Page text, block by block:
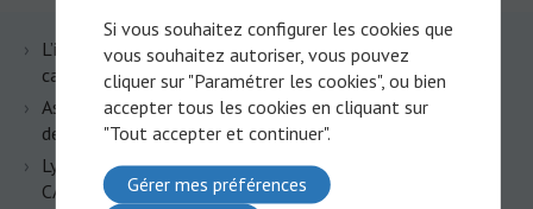
L’immunothérapie s’invite en situation adjuvante dans le
cancer du côlon dMMR : les résultats de l’essai ATOMIC
Associer immunothérapie et TACE dans le cancer du foie :
deux essais, deux leçons opposées
Lymphomes B agressifs : la chronobiologie au service des
CAR-T cells ?
Si vous souhaitez configurer les cookies que
vous souhaitez autoriser, vous pouvez
cliquer sur "Paramétrer les cookies", ou bien
accepter tous les cookies en cliquant sur
"Tout accepter et continuer".
Gérer mes préférences